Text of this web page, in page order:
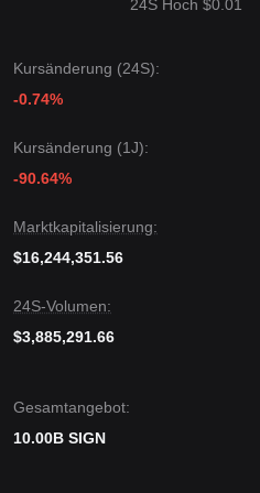
fällt, könnte das nächste
besteht darin, dass Sign
oder Konsolidierungen
$gehalten wird, könnte
Richtung
Stabilisierung und
24S Hoch $0.01
Kursänderung (24S):
-0.74%
Kursänderung (1J):
-90.64%
Marktkapitalisierung:
$16,244,351.56
24S-Volumen:
$3,885,291.66
Gesamtangebot:
10.00B SIGN